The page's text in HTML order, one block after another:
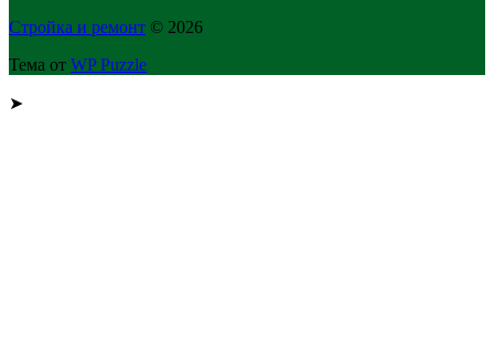
Стройка и ремонт © 2026
Тема от WP Puzzle
➤